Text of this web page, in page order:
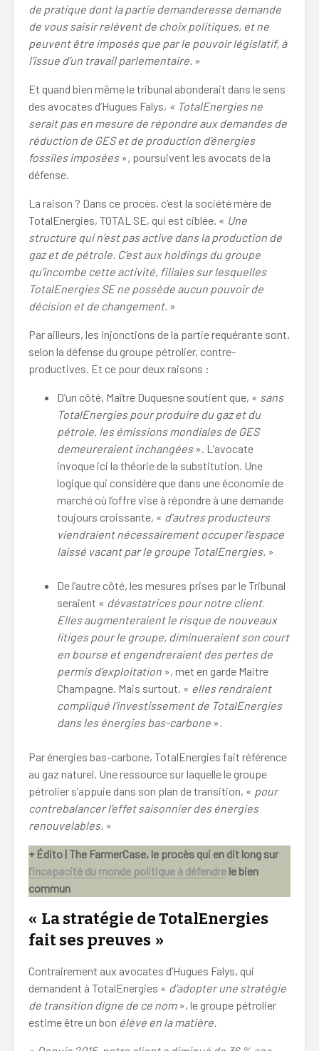
de pratique dont la partie demanderesse demande
de vous saisir relèvent de choix politiques, et ne
peuvent être imposés que par le pouvoir législatif, à
l’issue d’un travail parlementaire. »
Et quand bien même le tribunal abonderait dans le sens
des avocates d’Hugues Falys, « TotalEnergies ne
serait pas en mesure de répondre aux demandes de
réduction de GES et de production d’énergies
fossiles imposées », poursuivent les avocats de la
défense.
La raison ? Dans ce procès, c’est la société mère de
TotalEnergies, TOTAL SE, qui est ciblée. « Une
structure qui n’est pas active dans la production de
gaz et de pétrole. C’est aux holdings du groupe
qu’incombe cette activité, filiales sur lesquelles
TotalEnergies SE ne possède aucun pouvoir de
décision et de changement. »
Par ailleurs, les injonctions de la partie requérante sont,
selon la défense du groupe pétrolier, contre-
productives. Et ce pour deux raisons :
D’un côté, Maître Duquesne soutient que, « sans
TotalEnergies pour produire du gaz et du
pétrole, les émissions mondiales de GES
demeureraient inchangées ». L’avocate
invoque ici la théorie de la substitution. Une
logique qui considère que dans une économie de
marché où l’offre vise à répondre à une demande
toujours croissante, « d’autres producteurs
viendraient nécessairement occuper l’espace
laissé vacant par le groupe TotalEnergies. »
De l’autre côté, les mesures prises par le Tribunal
seraient « dévastatrices pour notre client.
Elles augmenteraient le risque de nouveaux
litiges pour le groupe, diminueraient son court
en bourse et engendreraient des pertes de
permis d’exploitation », met en garde Maitre
Champagne. Mais surtout, « elles rendraient
compliqué l’investissement de TotalEnergies
dans les énergies bas-carbone ».
Par énergies bas-carbone, TotalEnergies fait référence
au gaz naturel. Une ressource sur laquelle le groupe
pétrolier s’appuie dans son plan de transition, « pour
contrebalancer l’effet saisonnier des énergies
renouvelables. »
+ Édito | The FarmerCase, le procès qui en dit long sur
l’incapacité du monde politique à défendre le bien
commun
« La stratégie de TotalEnergies
fait ses preuves »
Contrairement aux avocates d’Hugues Falys, qui
demandent à TotalEnergies « d’adopter une stratégie
de transition digne de ce nom », le groupe pétrolier
estime être un bon élève en la matière.